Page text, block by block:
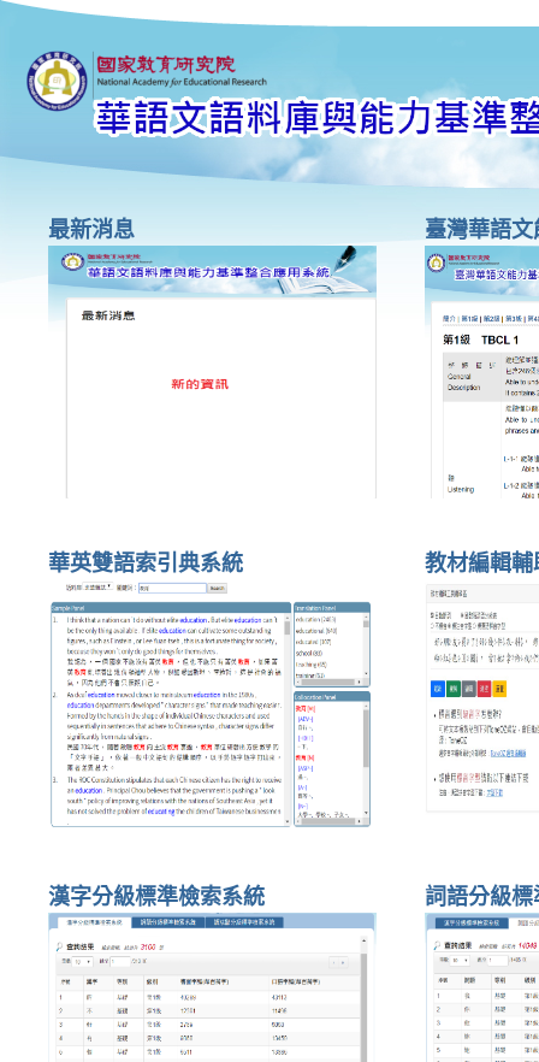
最新消息 臺灣華語
華英雙語索引典系統 教材編輯
漢字分級標準檢索系統 詞語分級